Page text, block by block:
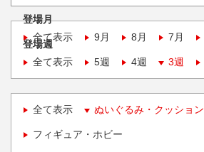
登場月
全て表示
9月 8月 7月
登場週
全て表示
5週 4週 3週
全て表示 ぬいぐるみ・クッション
フィギュア・ホビー